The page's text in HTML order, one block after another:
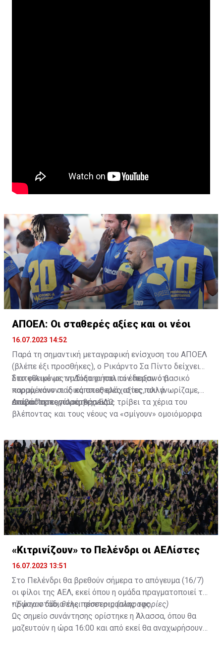
ΑΠΟΕΛ: Οι σταθερές αξίες και οι νέοι
16.07.2023 14:52
Παρά τη σημαντική μεταγραφική ενίσχυση του ΑΠΟΕΛ
(βλέπε έξι προσθήκες), ο Ρικάρντο Σα Πίντο δείχνει
διατεθειμένος να διατηρήσει τον περσινό βασικό
κορμό, κάνοντας κάποιες ελάχιστες, αλλά
απαραίτητες παρεμβάσεις.
Στο φιλικό με τη Δόξα οι παλιοί έδειξαν ότι
παραμένουν οι ίδιες σταθερές αξίες που γνωρίζαμε,
ενώ ο Πορτογάλος τεχνικός τρίβει τα χέρια του
βλέποντας και τους νέους να «σμίγουν» ομοιόμορφα
Διαβάστε περισσότεραΕΔΩ.
«Κιτρινίζουν» το Πελένδρι οι ΑΕΛίστες
16.07.2023 13:51
Στο Πελένδρι θα βρεθούν σήμερα το απόγευμα (16/7)
οι φίλοι της ΑΕΛ, εκεί όπου η ομάδα πραγματοποιεί το
πρώτο στάδιο της προετοιμασίας της.
•Έφυγαν δύο, θέλει τέσσερις (πληροφορίες)
Ως σημείο συνάντησης ορίστηκε η Άλασσα, όπου θα
μαζευτούν η ώρα 16:00 και από εκεί θα αναχωρήσουν